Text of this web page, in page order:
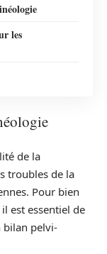
les
de la
troubles de la
Pour bien
est essentiel de
bilan pelvi-